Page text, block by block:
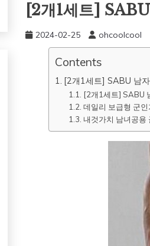
[2개1세트]
2024-02-25 ohcoolcool
Contents
[2개1세트] SABU 남
[2개1세트] SABU
데일리 보급형 군
내것가치 남녀공용